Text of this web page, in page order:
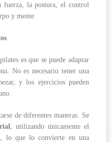
fuerza, la postura, el control
y mente.
es que se puede adaptar
No es necesario tener una
y los ejercicios pueden
de diferentes maneras. Se
, utilizando únicamente el
lo que lo convierte en una